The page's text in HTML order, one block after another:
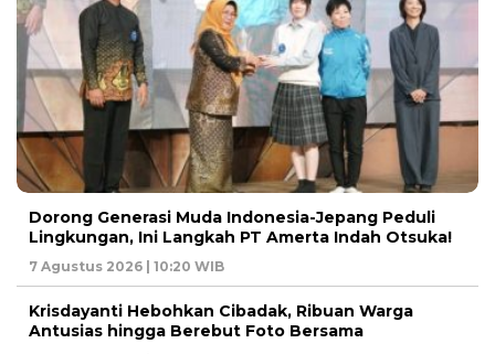
Dorong Generasi Muda Indonesia-Jepang Peduli
Lingkungan, Ini Langkah PT Amerta Indah Otsuka!
7 Agustus 2026 | 10:20 WIB
Krisdayanti Hebohkan Cibadak, Ribuan Warga
Antusias hingga Berebut Foto Bersama